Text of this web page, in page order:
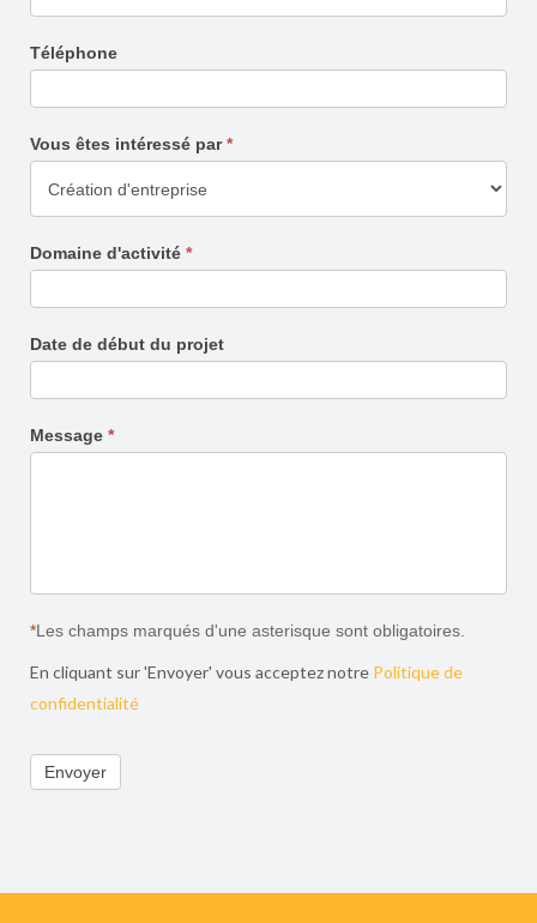
Téléphone
Vous êtes intéressé par*
Domaine d'activité *
Date de début du projet
Message *
*Les champs marqués d'une asterisque sont obligatoires.
En cliquant sur 'Envoyer' vous acceptez notre Politique de
confidentialité
Envoyer